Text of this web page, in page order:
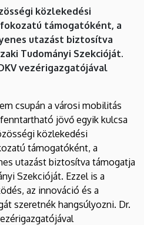
közlekedési
támogatóként, a
utazást biztosítva
Tudományi Szekcióját.
vezérigazgatójával
csupán a városi mobilitás
jövő egyik kulcsa
közlekedési
támogatóként, a
utazást biztosítva támogatja
Szekcióját. Ezzel is a
az innováció és a
szeretnék hangsúlyozni. Dr.